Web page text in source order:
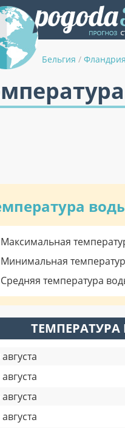
Бельгия / Фландрия
Максимальная
Минимальная
Средняя температура